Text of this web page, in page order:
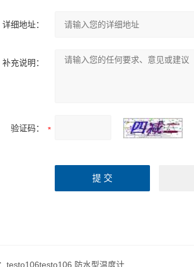
详细地址：
补充说明：
验证码：
testo106testo106 防水型温度计